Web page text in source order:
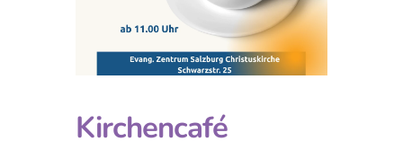
Kirchencafé